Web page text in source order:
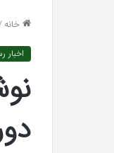
خانه
اخبار